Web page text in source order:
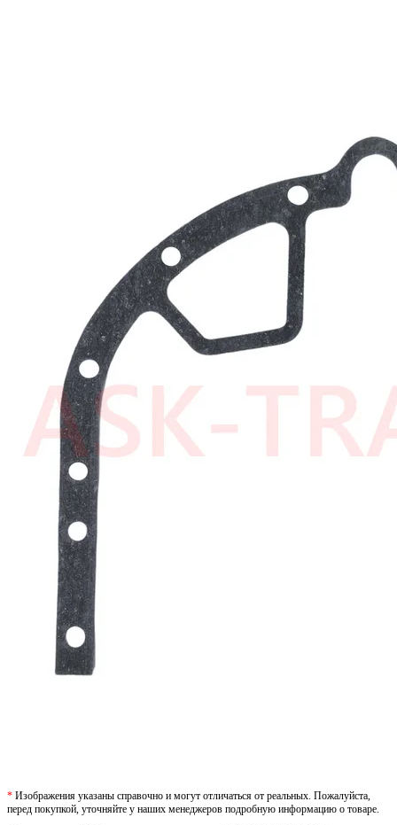
* Изображения указаны справочно и могут отличаться от реальных. Пожалуйста,
перед покупкой, уточняйте у наших менеджеров подробную информацию о товаре.